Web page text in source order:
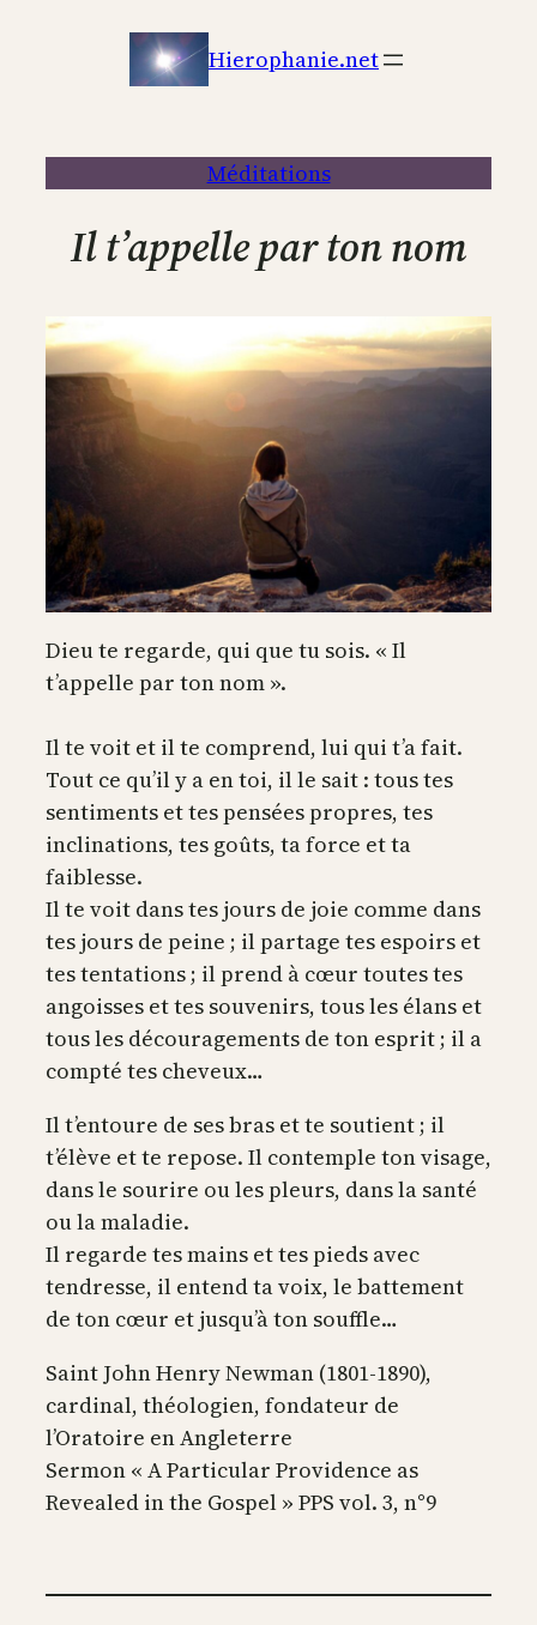
Hierophanie.net
Méditations
Il t’appelle par ton nom
Dieu te regarde, qui que tu sois. « Il
t’appelle par ton nom ».
Il te voit et il te comprend, lui qui t’a fait.
Tout ce qu’il y a en toi, il le sait : tous tes
sentiments et tes pensées propres, tes
inclinations, tes goûts, ta force et ta
faiblesse.
Il te voit dans tes jours de joie comme dans
tes jours de peine ; il partage tes espoirs et
tes tentations ; il prend à cœur toutes tes
angoisses et tes souvenirs, tous les élans et
tous les découragements de ton esprit ; il a
compté tes cheveux…
Il t’entoure de ses bras et te soutient ; il
t’élève et te repose. Il contemple ton visage,
dans le sourire ou les pleurs, dans la santé
ou la maladie.
Il regarde tes mains et tes pieds avec
tendresse, il entend ta voix, le battement
de ton cœur et jusqu’à ton souffle…
Saint John Henry Newman (1801-1890),
cardinal, théologien, fondateur de
l’Oratoire en Angleterre
Sermon « A Particular Providence as
Revealed in the Gospel » PPS vol. 3, n°9